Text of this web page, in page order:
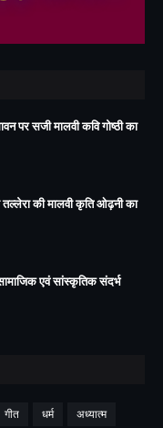
पर सजी मालवी कवि गोष्ठी का
तल्लेरा की मालवी कृति ओढ़नी का
एवं सांस्कृतिक संदर्भ
गीत धर्म अध्यात्म